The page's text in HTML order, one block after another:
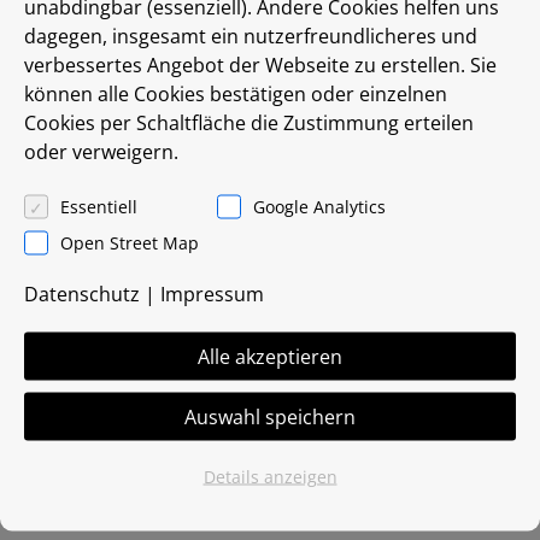
Rohrverlängerung
200 mm/400 mm/600 mm
VK-0407 / VK-0408 / VK-0409
Stückpreis ab 230,00 €
VK-0407 200 mm 230,00 €
VK-0408 400 mm 290,00 €
VK-0409 600 mm 350,00 €
Edelstahl antimagnetisch
unabdingbar (essenziell). Andere Cookies helfen uns
dagegen, insgesamt ein nutzerfreundlicheres und
verbessertes Angebot der Webseite zu erstellen. Sie
können alle Cookies bestätigen oder einzelnen
Cookies per Schaltfläche die Zustimmung erteilen
oder verweigern.
Essentiell
Google Analytics
Open Street Map
Datenschutz | Impressum
Alle akzeptieren
Auswahl speichern
Details anzeigen